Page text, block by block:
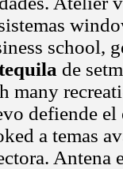
school,
de
many
defiende
a temas
Antena